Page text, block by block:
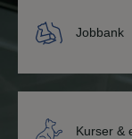
Jobbank
Kurser &